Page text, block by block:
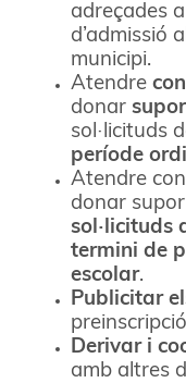
adreçades
d’admissió
municipi.
Atendre
donar
sol·licituds
període
Atendre
donar
sol·licituds
termini de
escolar.
Publicitar
Derivar i
amb altres